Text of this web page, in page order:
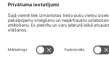
Biroji un atbalsts